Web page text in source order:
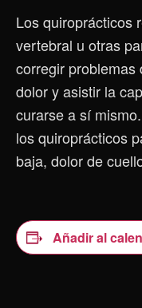
Los quiroprácticos
vertebral u otras
corregir problemas
dolor y asistir la
curarse a sí
los quiroprácticos
baja, dolor de
Añadir al